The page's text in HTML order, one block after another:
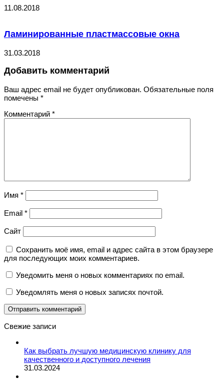
11.08.2018
Ламинированные пластмассовые окна
31.03.2018
Добавить комментарий
Ваш адрес email не будет опубликован. Обязательные поля
помечены *
Комментарий *
Имя *
Email *
Сайт
Сохранить моё имя, email и адрес сайта в этом браузере
для последующих моих комментариев.
Уведомить меня о новых комментариях по email.
Уведомлять меня о новых записях почтой.
Свежие записи
Как выбрать лучшую медицинскую клинику для
качественного и доступного лечения
31.03.2024